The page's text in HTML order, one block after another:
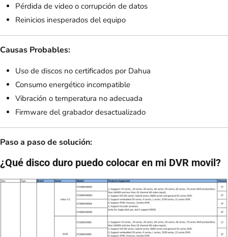
Pérdida de video o corrupción de datos
Reinicios inesperados del equipo
Causas Probables:
Uso de discos no certificados por Dahua
Consumo energético incompatible
Vibración o temperatura no adecuada
Firmware del grabador desactualizado
Paso a paso de solución:
¿Qué disco duro puedo colocar en mi DVR movil?